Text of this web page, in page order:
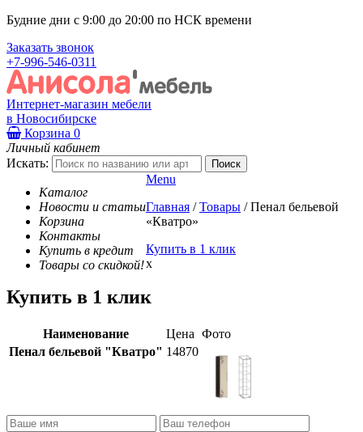
Будние дни с 9:00 до 20:00 по НСК времени
Заказать звонок
+7-996-546-0311
Интернет-магазин мебели
в Новосибирске
Корзина 0
Личный кабинет
Искать:
Каталог
Новости и статьи
Корзина
Контакты
Купить в кредит
Товары со скидкой!
Menu
Главная / Товары / Пенал бельевой
«Кватро»
Купить в 1 клик
x
Купить в 1 клик
Наименование Цена Фото
Пенал бельевой "Кватро" 14870